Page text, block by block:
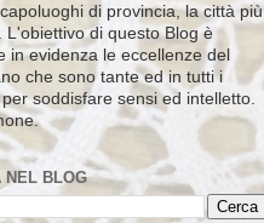
di provincia, la città più
L'obiettivo di questo Blog è
in evidenza le eccellenze del
che sono tante ed in tutti i
soddisfare sensi ed intelletto.
NEL BLOG